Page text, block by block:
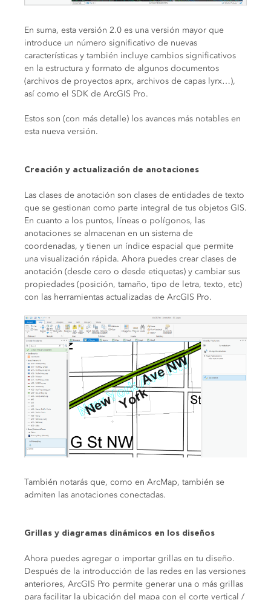
En suma, esta versión 2.0 es una versión mayor que
introduce un número significativo de nuevas
características y también incluye cambios significativos
en la estructura y formato de algunos documentos
(archivos de proyectos aprx, archivos de capas lyrx…),
así como el SDK de ArcGIS Pro.
Estos son (con más detalle) los avances más notables en
esta nueva versión.
Creación y actualización de anotaciones
Las clases de anotación son clases de entidades de texto
que se gestionan como parte integral de tus objetos GIS.
En cuanto a los puntos, líneas o polígonos, las
anotaciones se almacenan en un sistema de
coordenadas, y tienen un índice espacial que permite
una visualización rápida. Ahora puedes crear clases de
anotación (desde cero o desde etiquetas) y cambiar sus
propiedades (posición, tamaño, tipo de letra, texto, etc)
con las herramientas actualizadas de ArcGIS Pro.
También notarás que, como en ArcMap, también se
admiten las anotaciones conectadas.
Grillas y diagramas dinámicos en los diseños
Ahora puedes agregar o importar grillas en tu diseño.
Después de la introducción de las redes en las versiones
anteriores, ArcGIS Pro permite generar una o más grillas
para facilitar la ubicación del mapa con el corte vertical /